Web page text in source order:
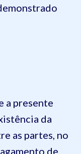
a presente
da
as partes, no
de